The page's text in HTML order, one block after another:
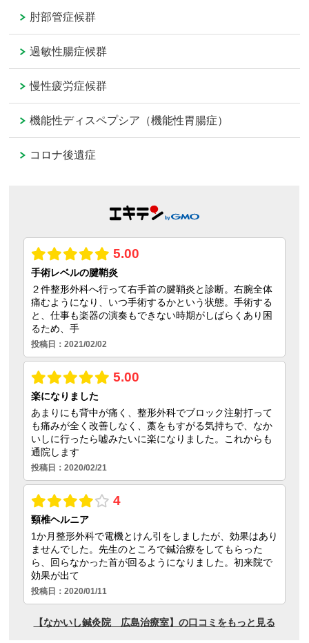
肘部管症候群
過敏性腸症候群
慢性疲労症候群
機能性ディスペプシア（機能性胃腸症）
コロナ後遺症